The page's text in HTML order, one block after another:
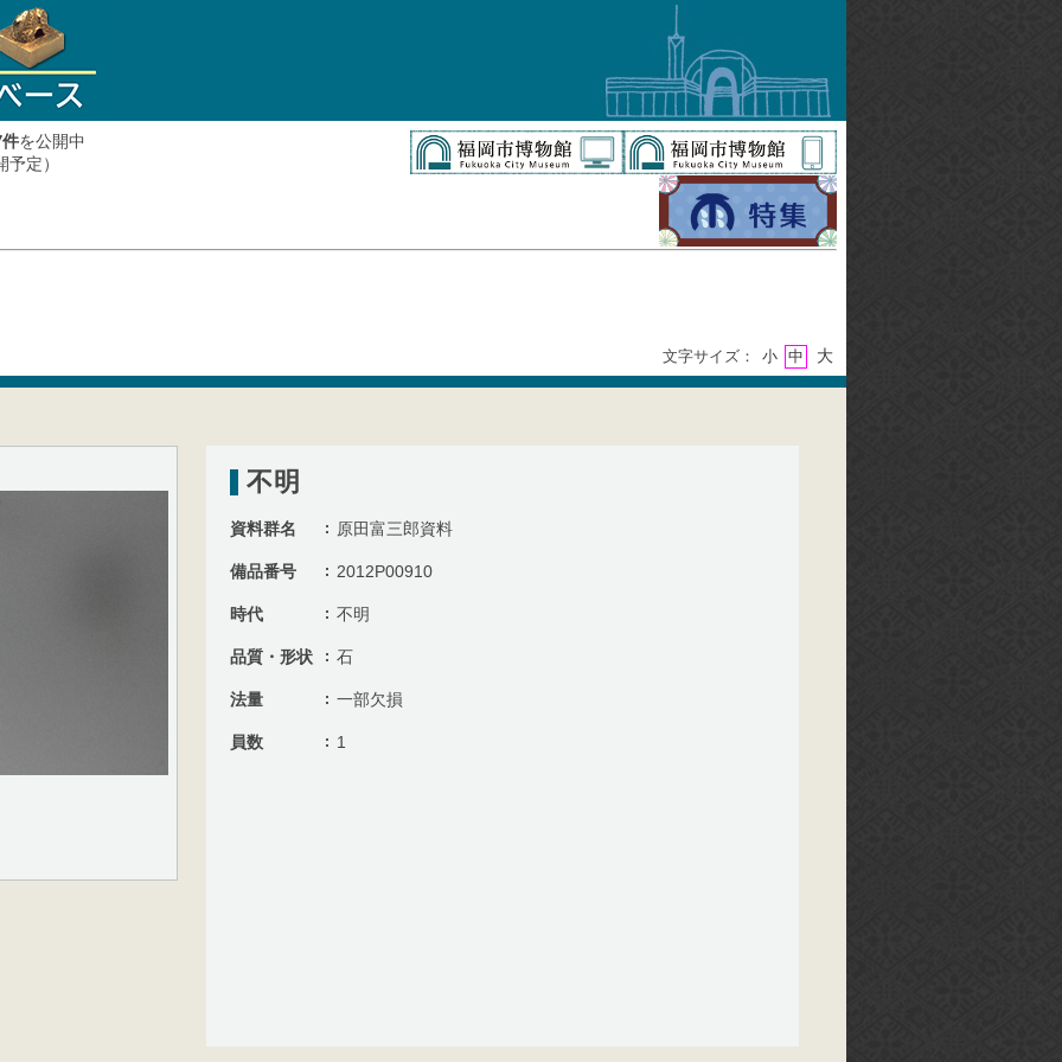
件を公開中
予定）
文字サイズ： 小 中 大
不明
資料群名 原田富三郎資料
備品番号 2012P00910
時代 不明
品質・形状 石
法量 一部欠損
員数 1